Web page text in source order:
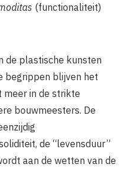
(functionaliteit)
de plastische kunsten
begrippen blijven het
meer in de strikte
bouwmeesters. De
de “levensduur”
aan de wetten van de